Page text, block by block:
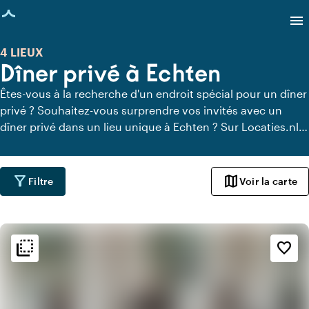
chargée
menu
Dîner privé à Echten
4 LIEUX
Êtes-vous à la recherche d'un endroit spécial pour un dîner
privé ? Souhaitez-vous surprendre vos invités avec un
dîner privé dans un lieu unique à Echten ? Sur Locaties.nl,
lieux à Echten où vous pouvez dîner en toute tranquillité.
Découvrez tous les lieux de restauration privée pour un
délicieux dîner privé.
filter_alt Filtre mapVoir la carte
flip_to_back favorite_border
flip_to_back Ambiance
style
Hôtel chic